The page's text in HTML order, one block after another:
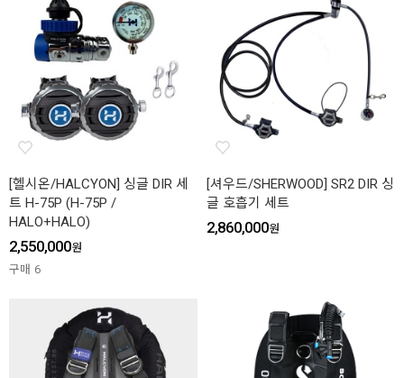
[헬시온/HALCYON] 싱글 DIR 세
트 H-75P (H-75P /
HALO+HALO)
2,550,000원
구매 6
[셔우드/SHERWOOD] SR2 DIR 싱
글 호흡기 세트
2,860,000원